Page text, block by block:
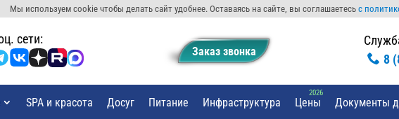
Мы используем cookie чтобы делать сайт удобнее. Оставаясь на сайте, вы соглашаетесьс
сети:
Заказ звонкa
8
SPA и красота Досуг Питание Инфраструктура Цены Документы